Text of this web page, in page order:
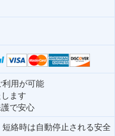
利用が可能
ます
で安心
絡時は自動停止される安全